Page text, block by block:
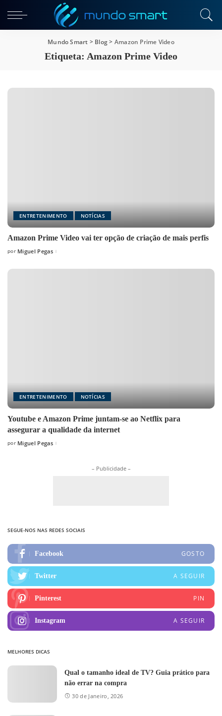
Mundo Smart > Blog> Amazon Prime Video
Etiqueta: Amazon Prime Video
ENTRETENIMENTO NOTÍCIAS
Amazon Prime Video vai ter opção de criação de mais perfis
Posted
por Miguel Pegas
ENTRETENIMENTO NOTÍCIAS
Youtube e Amazon Prime juntam-se ao Netflix para
assegurar a qualidade da internet
Posted
por Miguel Pegas
– Publicidade –
SEGUE-NOS NAS REDES SOCIAIS
Facebook GOSTO
Twitter A SEGUIR
Pinterest PIN
Instagram A SEGUIR
MELHORES DICAS
Qual o tamanho ideal de TV? Guia prático para
não errar na compra
30 de Janeiro, 2026